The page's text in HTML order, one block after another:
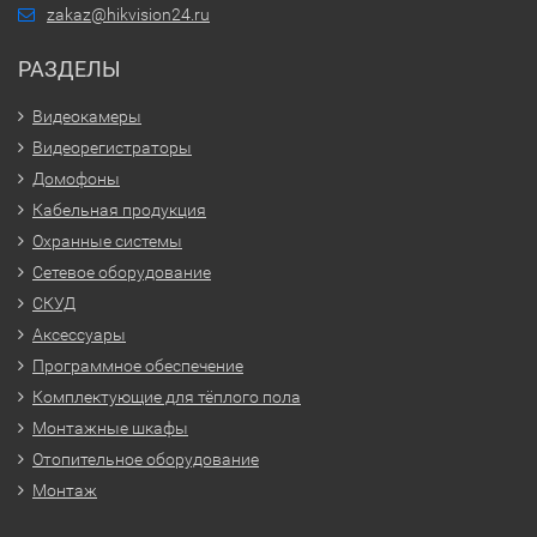
zakaz@hikvision24.ru
РАЗДЕЛЫ
Видеокамеры
Видеорегистраторы
Домофоны
Кабельная продукция
Охранные системы
Сетевое оборудование
СКУД
Аксессуары
Программное обеспечение
Комплектующие для тёплого пола
Монтажные шкафы
Отопительное оборудование
Монтаж